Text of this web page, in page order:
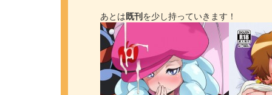
あとは既刊を少し持っていきます！